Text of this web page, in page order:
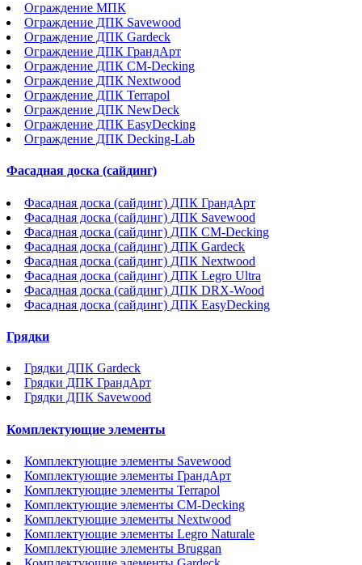
Ограждение МПК
Ограждение ДПК Savewood
Ограждение ДПК Gardeck
Ограждение ДПК ГрандАрт
Ограждение ДПК CM-Decking
Ограждение ДПК Nextwood
Ограждение ДПК Terrapol
Ограждение ДПК NewDeck
Ограждение ДПК EasyDecking
Ограждение ДПК Decking-Lab
Фасадная доска (сайдинг)
Фасадная доска (сайдинг) ДПК ГрандАрт
Фасадная доска (сайдинг) ДПК Savewood
Фасадная доска (сайдинг) ДПК CM-Decking
Фасадная доска (сайдинг) ДПК Gardeck
Фасадная доска (сайдинг) ДПК Nextwood
Фасадная доска (сайдинг) ДПК Legro Ultra
Фасадная доска (сайдинг) ДПК DRX-Wood
Фасадная доска (сайдинг) ДПК EasyDecking
Грядки
Грядки ДПК Gardeck
Грядки ДПК ГрандАрт
Грядки ДПК Savewood
Комплектующие элементы
Комплектующие элементы Savewood
Комплектующие элементы ГрандАрт
Комплектующие элементы Terrapol
Комплектующие элементы CM-Decking
Комплектующие элементы Nextwood
Комплектующие элементы Legro Naturale
Комплектующие элементы Bruggan